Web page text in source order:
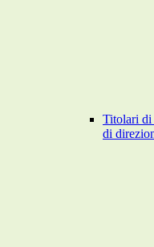
Titolari di
di